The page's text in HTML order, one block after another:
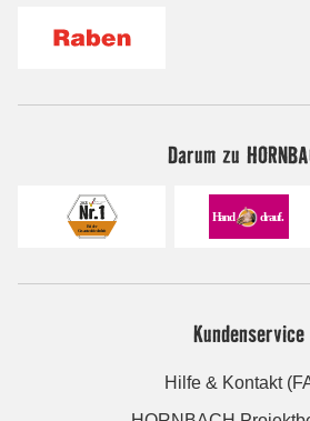
Darum zu
Kundenservice
Hilfe & Kontakt